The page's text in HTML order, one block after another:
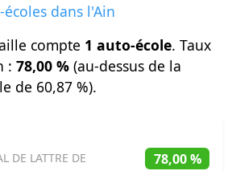
dans l'Ain
compte 1 auto-école. Taux
: 78,00 % (au-dessus de la
de 60,87 %).
DE LATTRE DE
78,00 %